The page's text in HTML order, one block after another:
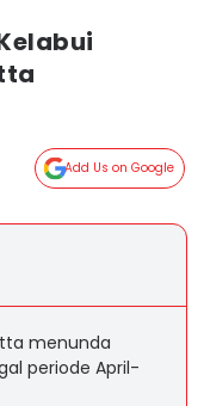
Add Us on Google
menunda
periode April-